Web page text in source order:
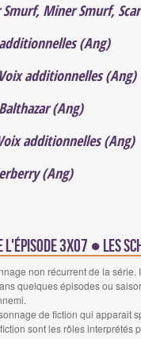
Smurf, Miner Smurf,
(Ang)
Voix additionnelles (Ang)
(Ang)
additionnelles (Ang)
(Ang)
l'épisode 3x07 ● Les
non récurrent de la
quelques épisodes ou
de fiction qui apparait
sont les rôles interprétés